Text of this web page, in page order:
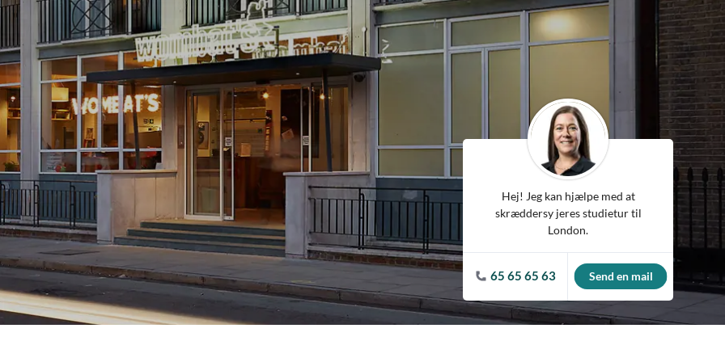
Reykjavik
Riga
Rom
San Francisco
Sarajevo
Washington
Wien
Zagreb
Tyskland
Hej! Jeg kan hjælpe med at
skræddersy jeres studietur til
London.
65 65 65 63 Send en mail